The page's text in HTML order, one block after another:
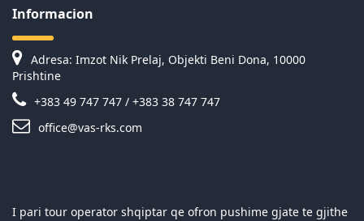
Informacion
Adresa: Imzot Nik Prelaj, Objekti Beni Dona, 10000
Prishtine
+383 49 747 747 / +383 38 747 747
office@vas-rks.com
I pari tour operator shqiptar qe ofron pushime gjate te gjithe